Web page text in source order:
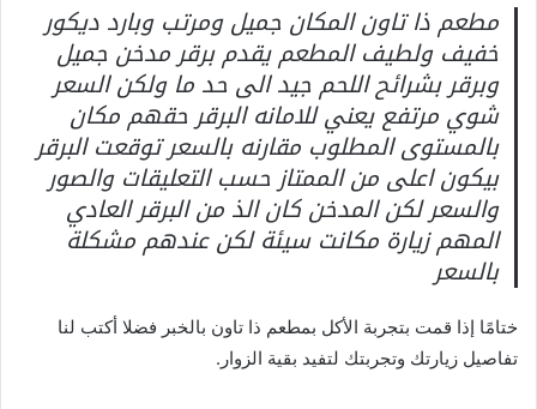
مطعم ذا تاون المكان جميل ومرتب وبارد ديكور
خفيف ولطيف المطعم يقدم برقر مدخن جميل
وبرقر بشرائح اللحم جيد الى حد ما ولكن السعر
شوي مرتفع يعني للامانه البرقر حقهم مكان
بالمستوى المطلوب مقارنه بالسعر توقعت البرقر
بيكون اعلى من الممتاز حسب التعليقات والصور
والسعر لكن المدخن كان الذ من البرقر العادي
المهم زيارة مكانت سيئة لكن عندهم مشكلة
بالسعر
ختامًا إذا قمت بتجربة الأكل بمطعم ذا تاون بالخبر فضلا أكتب لنا
تفاصيل زيارتك وتجربتك لتفيد بقية الزوار.